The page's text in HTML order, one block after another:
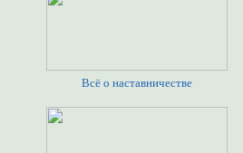
Всё о наставничестве